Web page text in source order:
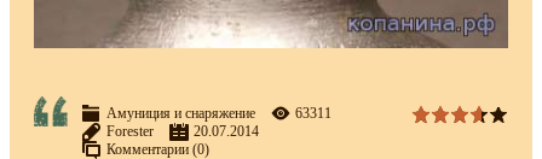
Амуниция и снаряжение
63311
Forester
20.07.2014
Комментарии (0)